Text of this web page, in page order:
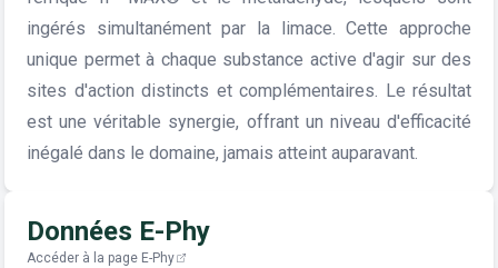
ingérés simultanément par la limace. Cette approche
unique permet à chaque substance active d'agir sur des
sites d'action distincts et complémentaires. Le résultat
est une véritable synergie, offrant un niveau d'efficacité
inégalé dans le domaine, jamais atteint auparavant.
Données E-Phy
Accéder à la page E-Phy